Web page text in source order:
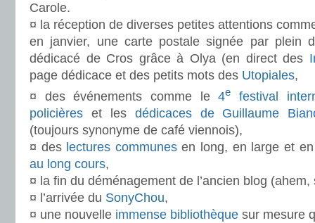
Carole.
¤ la réception de diverses petites attentions
en janvier, une carte postale signée par plein
dédicacé de Cros grâce à Olya (en direct des
page dédicace et des petits mots des Utopiales,
¤ des événements comme le4e
festival
policières et les dédicaces de Guillaume
(toujours synonyme de café viennois),
¤ des lectures communesen long, en large et
au long cours,
¤ la fin du déménagement de l’ancien blog
¤ l’arrivée du SonyChou,
¤ une nouvelle immense bibliothèque sur mesure